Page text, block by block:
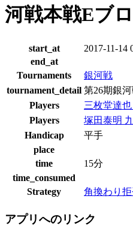
河戦本戦Eブ
start_at
2017-11-14
end_at
Tournaments
銀河戦
tournament_detail 第26期銀
Players
三枚堂達
Players
塚田泰明
Handicap
平手
place
time
15分
time_consumed
Strategy
角換わり
アプリへのリンク